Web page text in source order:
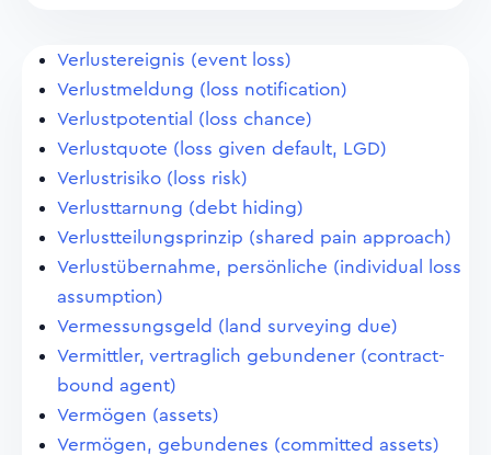
Verlustereignis (event loss)
Verlustmeldung (loss notification)
Verlustpotential (loss chance)
Verlustquote (loss given default, LGD)
Verlustrisiko (loss risk)
Verlusttarnung (debt hiding)
Verlustteilungsprinzip (shared pain approach)
Verlustübernahme, persönliche (individual loss
assumption)
Vermessungsgeld (land surveying due)
Vermittler, vertraglich gebundener (contract-
bound agent)
Vermögen (assets)
Vermögen, gebundenes (committed assets)